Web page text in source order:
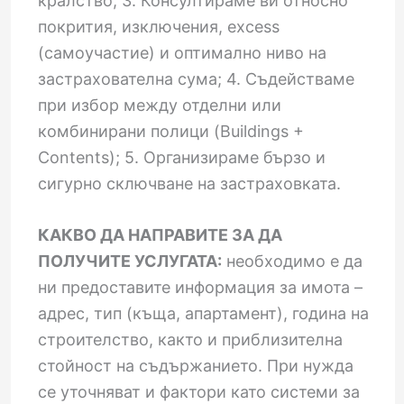
покрития, изключения, excess
(самоучастие) и оптимално ниво на
застрахователна сума; 4. Съдействаме
при избор между отделни или
комбинирани полици (Buildings +
Contents); 5. Организираме бързо и
сигурно сключване на застраховката.
КАКВО ДА НАПРАВИТЕ ЗА ДА
ПОЛУЧИТЕ УСЛУГАТА: необходимо е да
ни предоставите информация за имота –
адрес, тип (къща, апартамент), година на
строителство, както и приблизителна
стойност на съдържанието. При нужда
се уточняват и фактори като системи за